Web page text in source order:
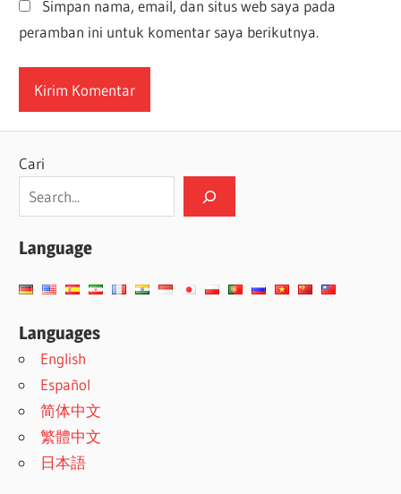
Simpan nama, email, dan situs web saya pada
peramban ini untuk komentar saya berikutnya.
Cari
Language
Languages
English
Español
简体中文
繁體中文
日本語